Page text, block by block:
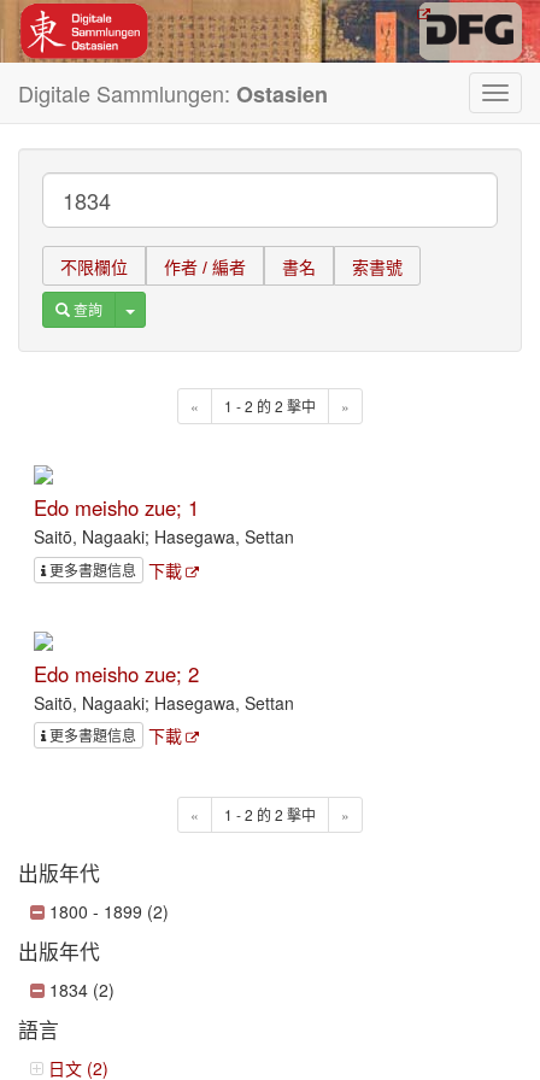
Digitale Sammlungen: Ostasien
不限欄位 作者 / 編者 書名 索書號
查詢 Toggle Dropdown
« 1 - 2 的 2 擊中 »
Edo meisho zue; 1
Saitō, Nagaaki; Hasegawa, Settan
更多書題信息 下載
Edo meisho zue; 2
Saitō, Nagaaki; Hasegawa, Settan
更多書題信息 下載
« 1 - 2 的 2 擊中 »
出版年代
1800 - 1899 (2)
出版年代
1834 (2)
語言
日文 (2)